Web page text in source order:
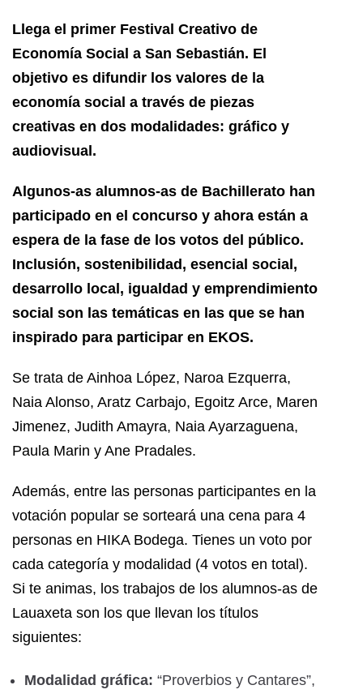
Llega el primer Festival Creativo de
Economía Social a San Sebastián. El
objetivo es difundir los valores de la
economía social a través de piezas
creativas en dos modalidades: gráfico y
audiovisual.
Algunos-as alumnos-as de Bachillerato han
participado en el concurso y ahora están a
espera de la fase de los votos del público.
Inclusión, sostenibilidad, esencial social,
desarrollo local, igualdad y emprendimiento
social son las temáticas en las que se han
inspirado para participar en EKOS.
Se trata de Ainhoa López, Naroa Ezquerra,
Naia Alonso, Aratz Carbajo, Egoitz Arce, Maren
Jimenez, Judith Amayra, Naia Ayarzaguena,
Paula Marin y Ane Pradales.
Además, entre las personas participantes en la
votación popular se sorteará una cena para 4
personas en HIKA Bodega. Tienes un voto por
cada categoría y modalidad (4 votos en total).
Si te animas, los trabajos de los alumnos-as de
Lauaxeta son los que llevan los títulos
siguientes:
Modalidad gráfica: “Proverbios y Cantares”,